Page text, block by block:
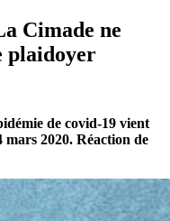
Cimade ne
plaidoyer
de covid-19 vient
2020. Réaction de